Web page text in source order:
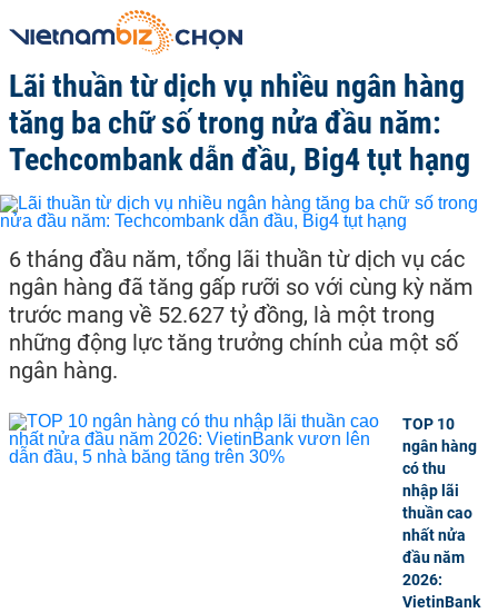
Lãi thuần từ dịch vụ nhiều ngân hàng
tăng ba chữ số trong nửa đầu năm:
Techcombank dẫn đầu, Big4 tụt hạng
6 tháng đầu năm, tổng lãi thuần từ dịch vụ các
ngân hàng đã tăng gấp rưỡi so với cùng kỳ năm
trước mang về 52.627 tỷ đồng, là một trong
những động lực tăng trưởng chính của một số
ngân hàng.
TOP 10
ngân hàng
có thu
nhập lãi
thuần cao
nhất nửa
đầu năm
2026:
VietinBank